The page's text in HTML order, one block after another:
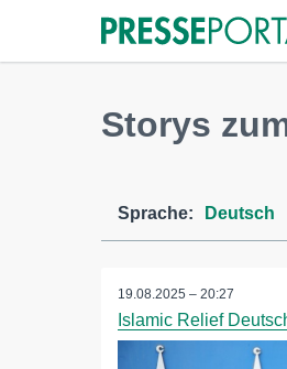
Storys
Sprache: Deutsch
19.08.2025 – 20:27
Islamic Relief